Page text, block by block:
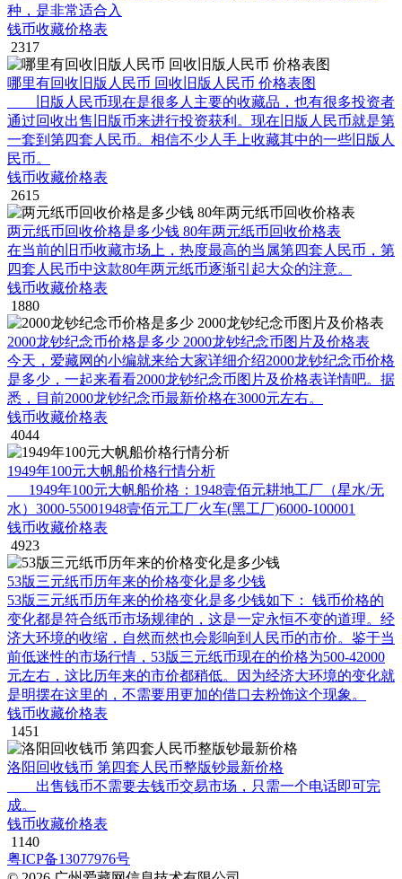
种，是非常适合入
钱币收藏价格表
2317
哪里有回收旧版人民币 回收旧版人民币 价格表图
旧版人民币现在是很多人主要的收藏品，也有很多投资者
通过回收出售旧版币来进行投资获利。现在旧版人民币就是第
一套到第四套人民币。相信不少人手上收藏其中的一些旧版人
民币。
钱币收藏价格表
2615
两元纸币回收价格是多少钱 80年两元纸币回收价格表
在当前的旧币收藏市场上，热度最高的当属第四套人民币，第
四套人民币中这款80年两元纸币逐渐引起大众的注意。
钱币收藏价格表
1880
2000龙钞纪念币价格是多少 2000龙钞纪念币图片及价格表
今天，爱藏网的小编就来给大家详细介绍2000龙钞纪念币价格
是多少，一起来看看2000龙钞纪念币图片及价格表详情吧。据
悉，目前2000龙钞纪念币最新价格在3000元左右。
钱币收藏价格表
4044
1949年100元大帆船价格行情分析
1949年100元大帆船价格：1948壹佰元耕地工厂（星水/无
水）3000-55001948壹佰元工厂火车(黑工厂)6000-100001
钱币收藏价格表
4923
53版三元纸币历年来的价格变化是多少钱
53版三元纸币历年来的价格变化是多少钱如下： 钱币价格的
变化都是符合纸币市场规律的，这是一定永恒不变的道理。经
济大环境的收缩，自然而然也会影响到人民币的市价。鉴于当
前低迷性的市场行情，53版三元纸币现在的价格为500-42000
元左右，这比历年来的市价都稍低。因为经济大环境的变化就
是明摆在这里的，不需要用更加的借口去粉饰这个现象。
钱币收藏价格表
1451
洛阳回收钱币 第四套人民币整版钞最新价格
出售钱币不需要去钱币交易市场，只需一个电话即可完
成。
钱币收藏价格表
1140
粤ICP备13077976号